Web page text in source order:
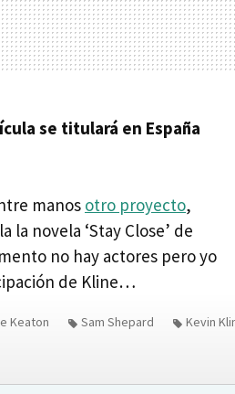
se titulará en España
manos otro proyecto,
la novela ‘Stay Close’ de
no hay actores pero yo
de Kline…
Keaton Sam Shepard Kevin